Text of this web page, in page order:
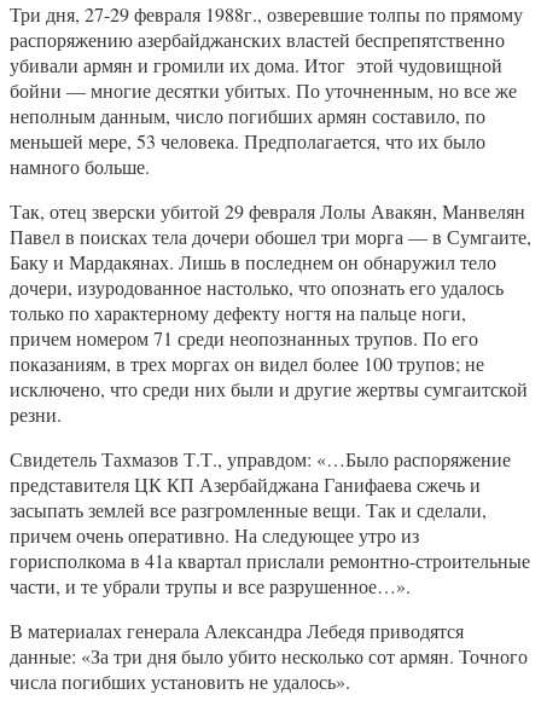
Три дня, 27-29 февраля 1988г., озверевшие толпы по прямому
распоряжению азербайджанских властей беспрепятственно
убивали армян и громили их дома. Итог этой чудовищной
бойни — многие десятки убитых. По уточненным, но все же
неполным данным, число погибших армян составило, по
меньшей мере, 53 человека. Предполагается, что их было
намного больше.
Так, отец зверски убитой 29 февраля Лолы Авакян, Манвелян
Павел в поисках тела дочери обошел три морга — в Сумгаите,
Баку и Мардакянах. Лишь в последнем он обнаружил тело
дочери, изуродованное настолько, что опознать его удалось
только по характерному дефекту ногтя на пальце ноги,
причем номером 71 среди неопознанных трупов. По его
показаниям, в трех моргах он видел более 100 трупов; не
исключено, что среди них были и другие жертвы сумгаитской
резни.
Свидетель Тахмазов Т.Т., управдом: «…Было распоряжение
представителя ЦК КП Азербайджана Ганифаева сжечь и
засыпать землей все разгромленные вещи. Так и сделали,
причем очень оперативно. На следующее утро из
горисполкома в 41а квартал прислали ремонтно-строительные
части, и те убрали трупы и все разрушенное…».
В материалах генерала Александра Лебедя приводятся
данные: «За три дня было убито несколько сот армян. Точного
числа погибших установить не удалось».